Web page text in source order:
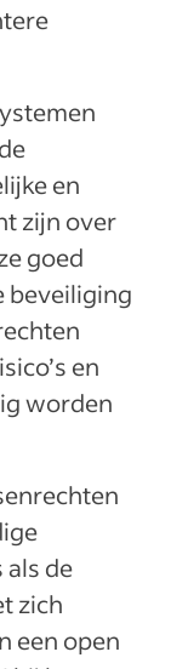
en
zijn over
goed
beveiliging
en
worden
als de
zich
een open